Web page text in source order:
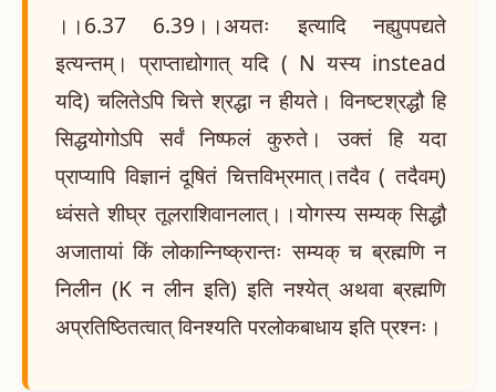
।।6.37 6.39।।अयतः इत्यादि नह्युपपद्यते
इत्यन्तम्। प्राप्ताद्योगात् यदि ( N यस्य instead
यदि) चलितेऽपि चित्ते श्रद्धा न हीयते। विनष्टश्रद्धौ हि
सिद्धयोगोऽपि सर्वं निष्फलं कुरुते। उक्तं हि यदा
प्राप्यापि विज्ञानं दूषितं चित्तविभ्रमात्।तदैव ( तदैवम्)
ध्वंसते शीघ्र तूलराशिवानलात्।।योगस्य सम्यक् सिद्धौ
अजातायां किं लोकान्निष्क्रान्तः सम्यक् च ब्रह्मणि न
निलीन (K न लीन इति) इति नश्येत् अथवा ब्रह्मणि
अप्रतिष्ठितत्वात् विनश्यति परलोकबाधाय इति प्रश्नः।